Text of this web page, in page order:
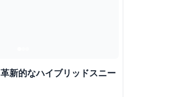
新的なハイブリッドスニー